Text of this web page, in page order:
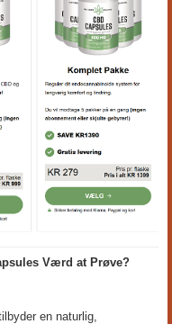
Værd at Prøve?
en naturlig,